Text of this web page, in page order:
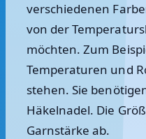
verschiedenen
von der
möchten. Zum
Temperaturen und
stehen. Sie
Häkelnadel. Die
Garnstärke ab.